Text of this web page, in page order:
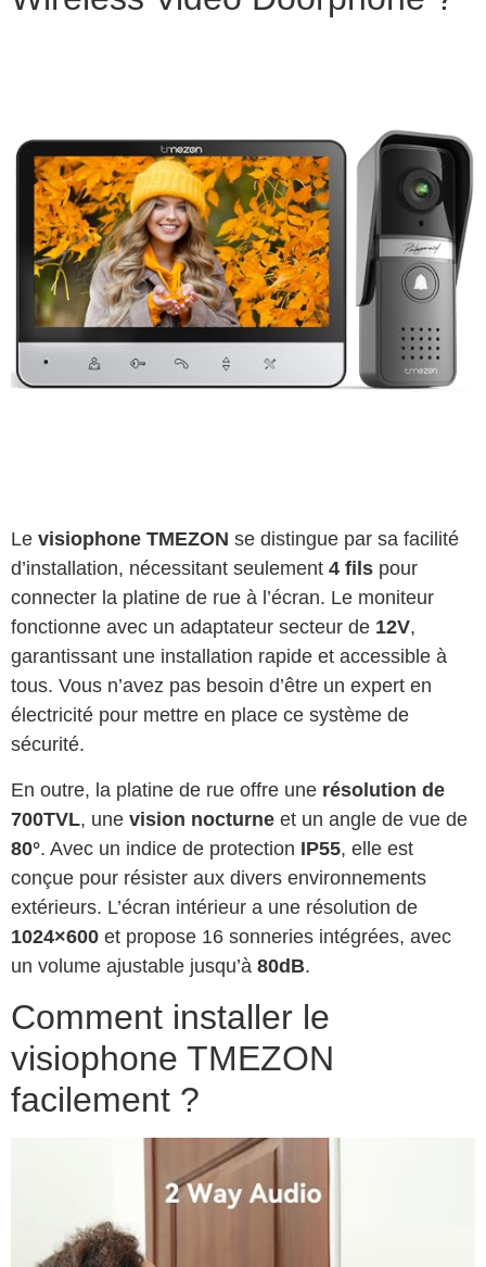
Le visiophone TMEZON se distingue par sa facilité
d’installation, nécessitant seulement 4 fils pour
connecter la platine de rue à l’écran. Le moniteur
fonctionne avec un adaptateur secteur de 12V,
garantissant une installation rapide et accessible à
tous. Vous n’avez pas besoin d’être un expert en
électricité pour mettre en place ce système de
sécurité.
En outre, la platine de rue offre une résolution de
700TVL, une vision nocturne et un angle de vue de
80°. Avec un indice de protection IP55, elle est
conçue pour résister aux divers environnements
extérieurs. L’écran intérieur a une résolution de
1024×600 et propose 16 sonneries intégrées, avec
un volume ajustable jusqu’à 80dB.
Comment installer le
visiophone TMEZON
facilement ?